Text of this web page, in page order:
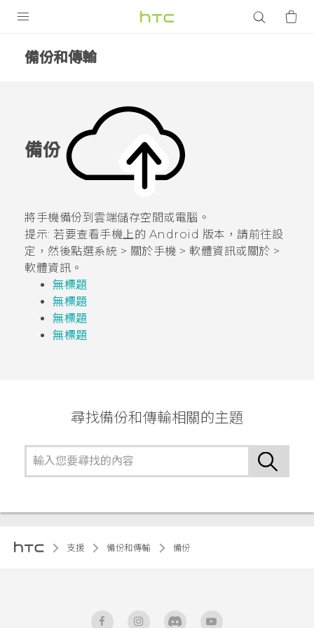
產品
配件
應用程式
支援服務
備份和傳輸
備份
將手機備份到雲端儲存空間或電腦。
提示: 若要查看手機上的 Android 版本，請前往設
定 ，然後點選系統 > 關於手機 > 軟體資訊或關於 >
軟體資訊 。
無標題
無標題
無標題
無標題
尋找備份和傳輸相關的主題
支援 備份和傳輸 備份